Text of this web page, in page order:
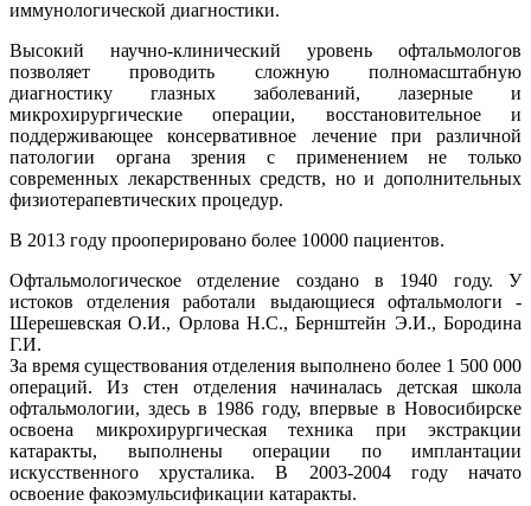
иммунологической диагностики.
Высокий научно-клинический уровень офтальмологов
позволяет проводить сложную полномасштабную
диагностику глазных заболеваний, лазерные и
микрохирургические операции, восстановительное и
поддерживающее консервативное лечение при различной
патологии органа зрения с применением не только
современных лекарственных средств, но и дополнительных
физиотерапевтических процедур.
В 2013 году прооперировано более 10000 пациентов.
Офтальмологическое отделение создано в 1940 году. У
истоков отделения работали выдающиеся офтальмологи -
Шерешевская О.И., Орлова Н.С., Бернштейн Э.И., Бородина
Г.И.
За время существования отделения выполнено более 1 500 000
операций. Из стен отделения начиналась детская школа
офтальмологии, здесь в 1986 году, впервые в Новосибирске
освоена микрохирургическая техника при экстракции
катаракты, выполнены операции по имплантации
искусственного хрусталика. В 2003-2004 году начато
освоение факоэмульсификации катаракты.